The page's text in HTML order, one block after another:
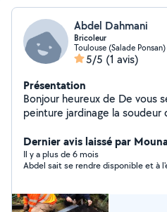
Abdel Dahmani
Bricoleur
Toulouse (Salade Ponsan)
5/5 (1 avis)
Présentation
Bonjour heureux de De vous
peinture jardinage la
Dernier avis laissé par
Il y a plus de 6 mois
Abdel sait se rendre disponible et à